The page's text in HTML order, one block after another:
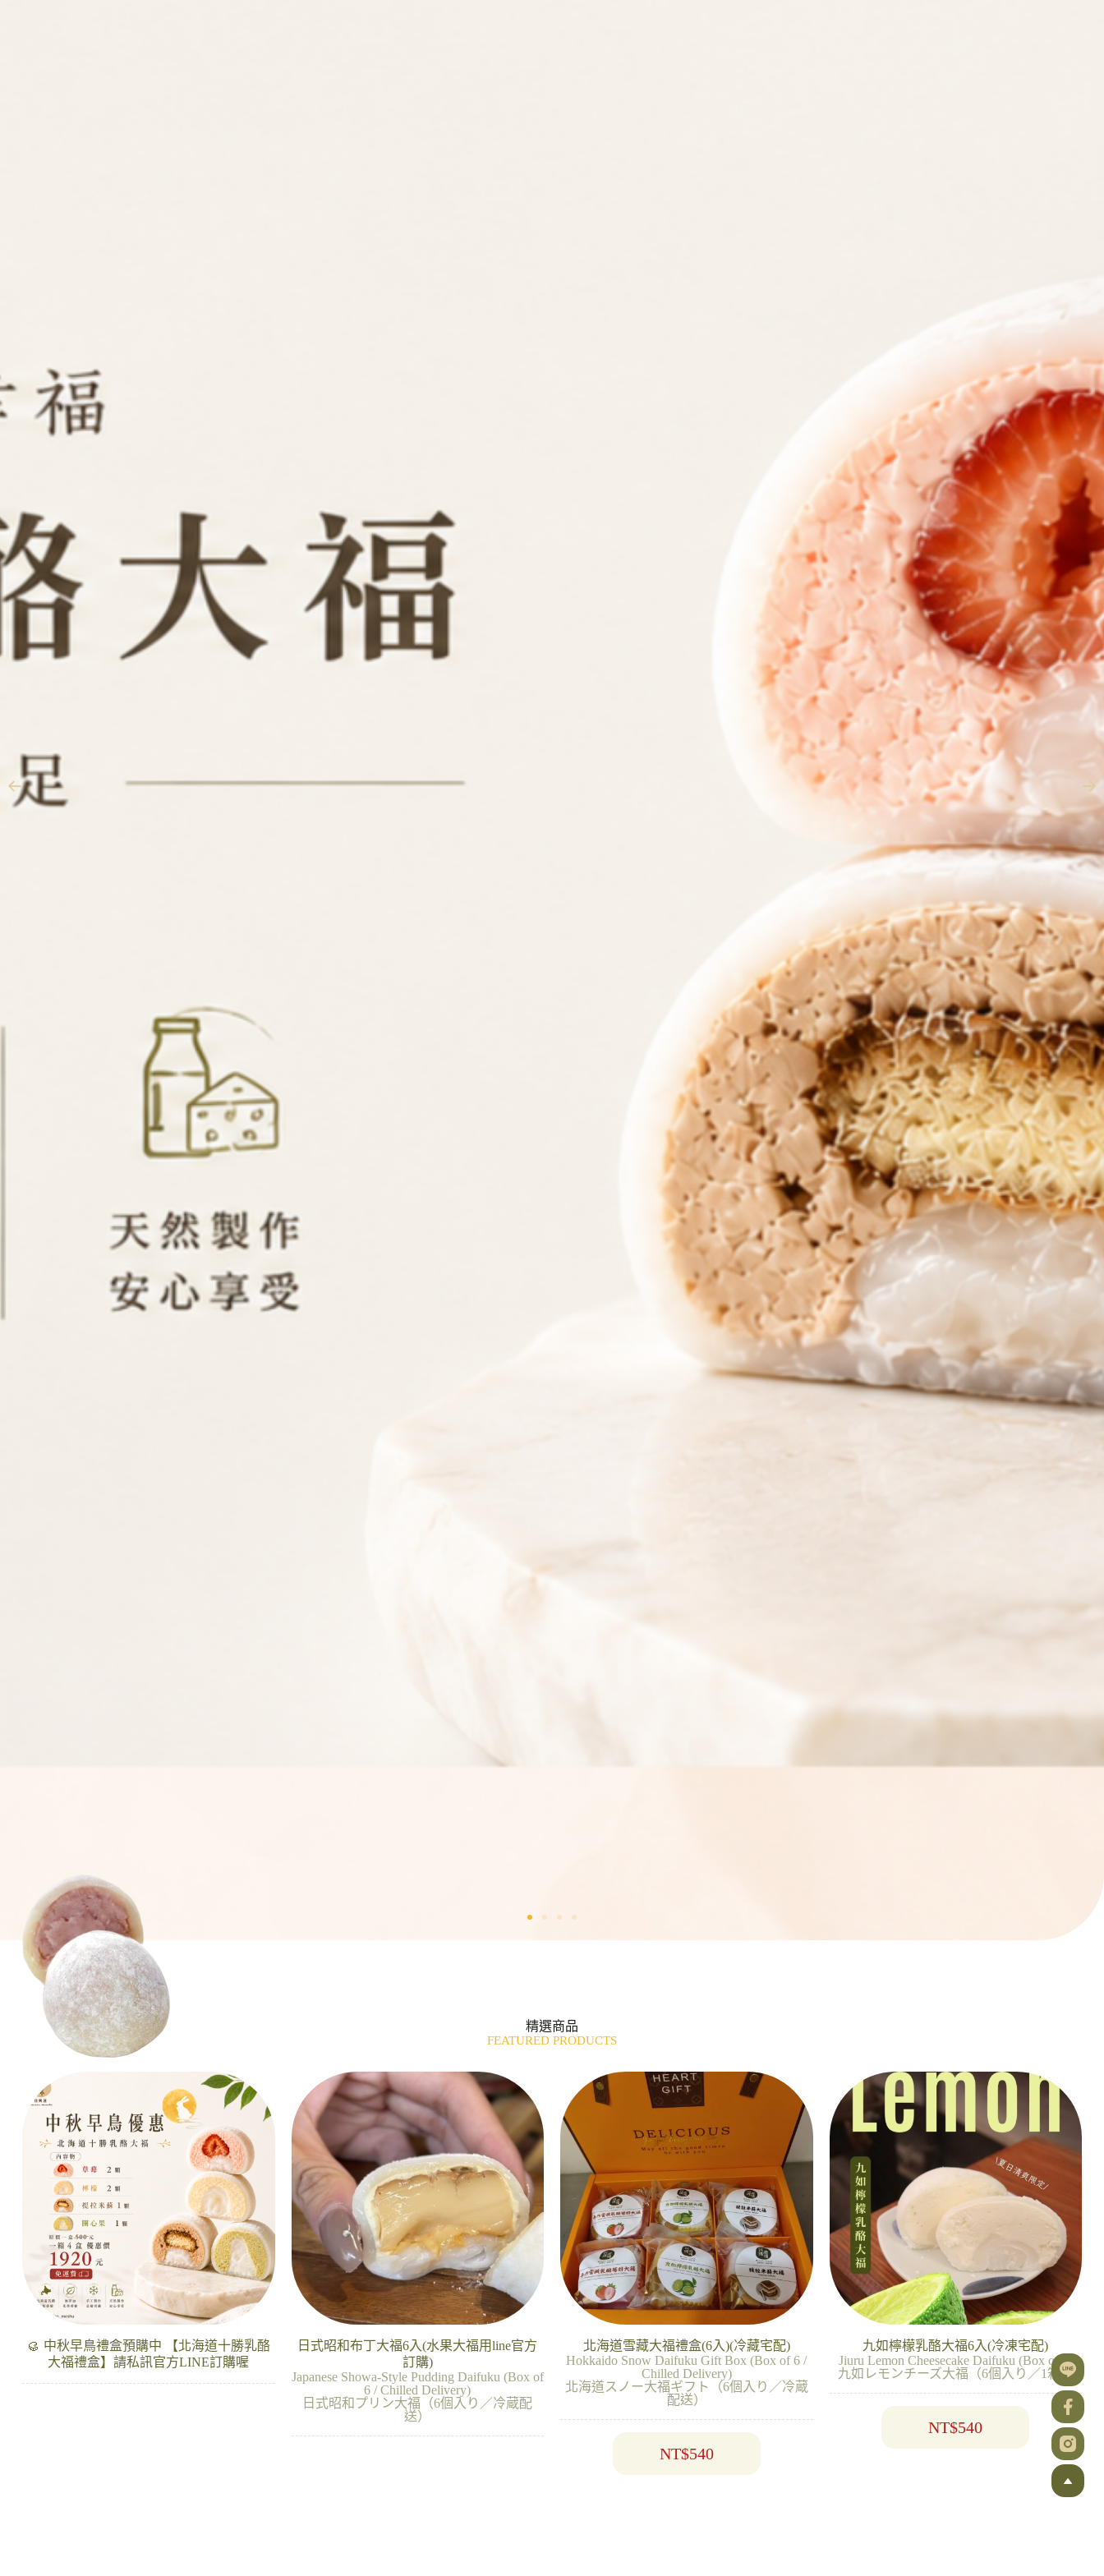
精選商品
FEATURED PRODUCTS
🥮 中秋早鳥禮盒預購中 【北海道十勝乳酪
大福禮盒】請私訊官方LINE訂購喔
日式昭和布丁大福6入(水果大福用line官方
訂購)
Japanese Showa-Style Pudding Daifuku (Box of
6 / Chilled Delivery)
日式昭和プリン大福（6個入り／冷蔵配
送）
北海道雪藏大福禮盒(6入)(冷藏宅配)
Hokkaido Snow Daifuku Gift Box (Box of 6 /
Chilled Delivery)
北海道スノー大福ギフト（6個入り／冷蔵
配送）
NT$540
九如檸檬乳酪大福6入(冷凍宅配)
Jiuru Lemon Cheesecake Daifuku (Box of 6)
九如レモンチーズ大福（6個入り／1箱）
NT$540